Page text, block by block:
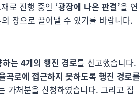
로 진행 중인 ‘광장에 나온 판결’을 연
장으로 끌어낼 수 있기를 바랍니다.
는 4개의 행진 경로를 신고했습니다.
곡로에 접근하지 못하도록 행진 경로를
가처분을 신청하였습니다. 그리고 집